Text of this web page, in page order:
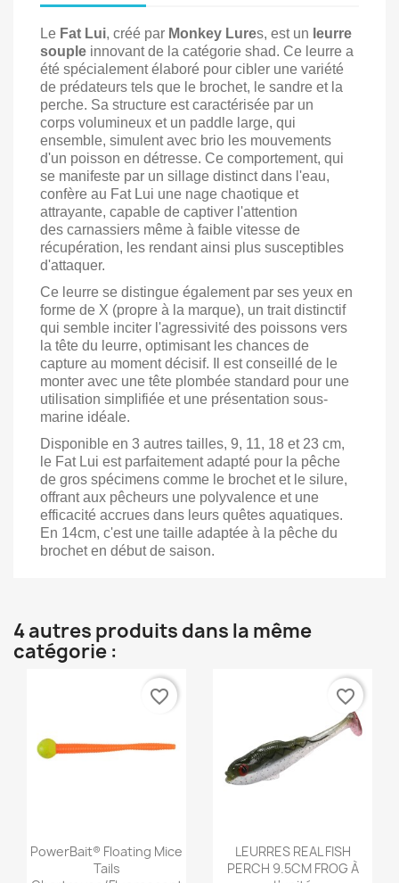
Le Fat Lui, créé par Monkey Lures, est un leurre
souple innovant de la catégorie shad. Ce leurre a
été spécialement élaboré pour cibler une variété
de prédateurs tels que le brochet, le sandre et la
perche. Sa structure est caractérisée par un
corps volumineux et un paddle large, qui
ensemble, simulent avec brio les mouvements
d'un poisson en détresse. Ce comportement, qui
se manifeste par un sillage distinct dans l'eau,
confère au Fat Lui une nage chaotique et
attrayante, capable de captiver l'attention
des carnassiers même à faible vitesse de
récupération, les rendant ainsi plus susceptibles
d'attaquer.
Ce leurre se distingue également par ses yeux en
forme de X (propre à la marque), un trait distinctif
qui semble inciter l'agressivité des poissons vers
la tête du leurre, optimisant les chances de
capture au moment décisif. Il est conseillé de le
monter avec une tête plombée standard pour une
utilisation simplifiée et une présentation sous-
marine idéale.
Disponible en 3 autres tailles, 9, 11, 18 et 23 cm,
le Fat Lui est parfaitement adapté pour la pêche
de gros spécimens comme le brochet et le silure,
offrant aux pêcheurs une polyvalence et une
efficacité accrues dans leurs quêtes aquatiques.
En 14cm, c'est une taille adaptée à la pêche du
brochet en début de saison.
4 autres produits dans la même
catégorie :
Aperçu rapide
PowerBait® Floating Mice
Tails
favorite_border
 Aperçu rapide
LEURRES REAL FISH
PERCH 9.5CM FROG À
favorite_border